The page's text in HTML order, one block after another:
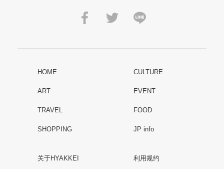
HOME CULTURE
ART EVENT
TRAVEL FOOD
SHOPPING JP info
关于HYAKKEI 利用规约